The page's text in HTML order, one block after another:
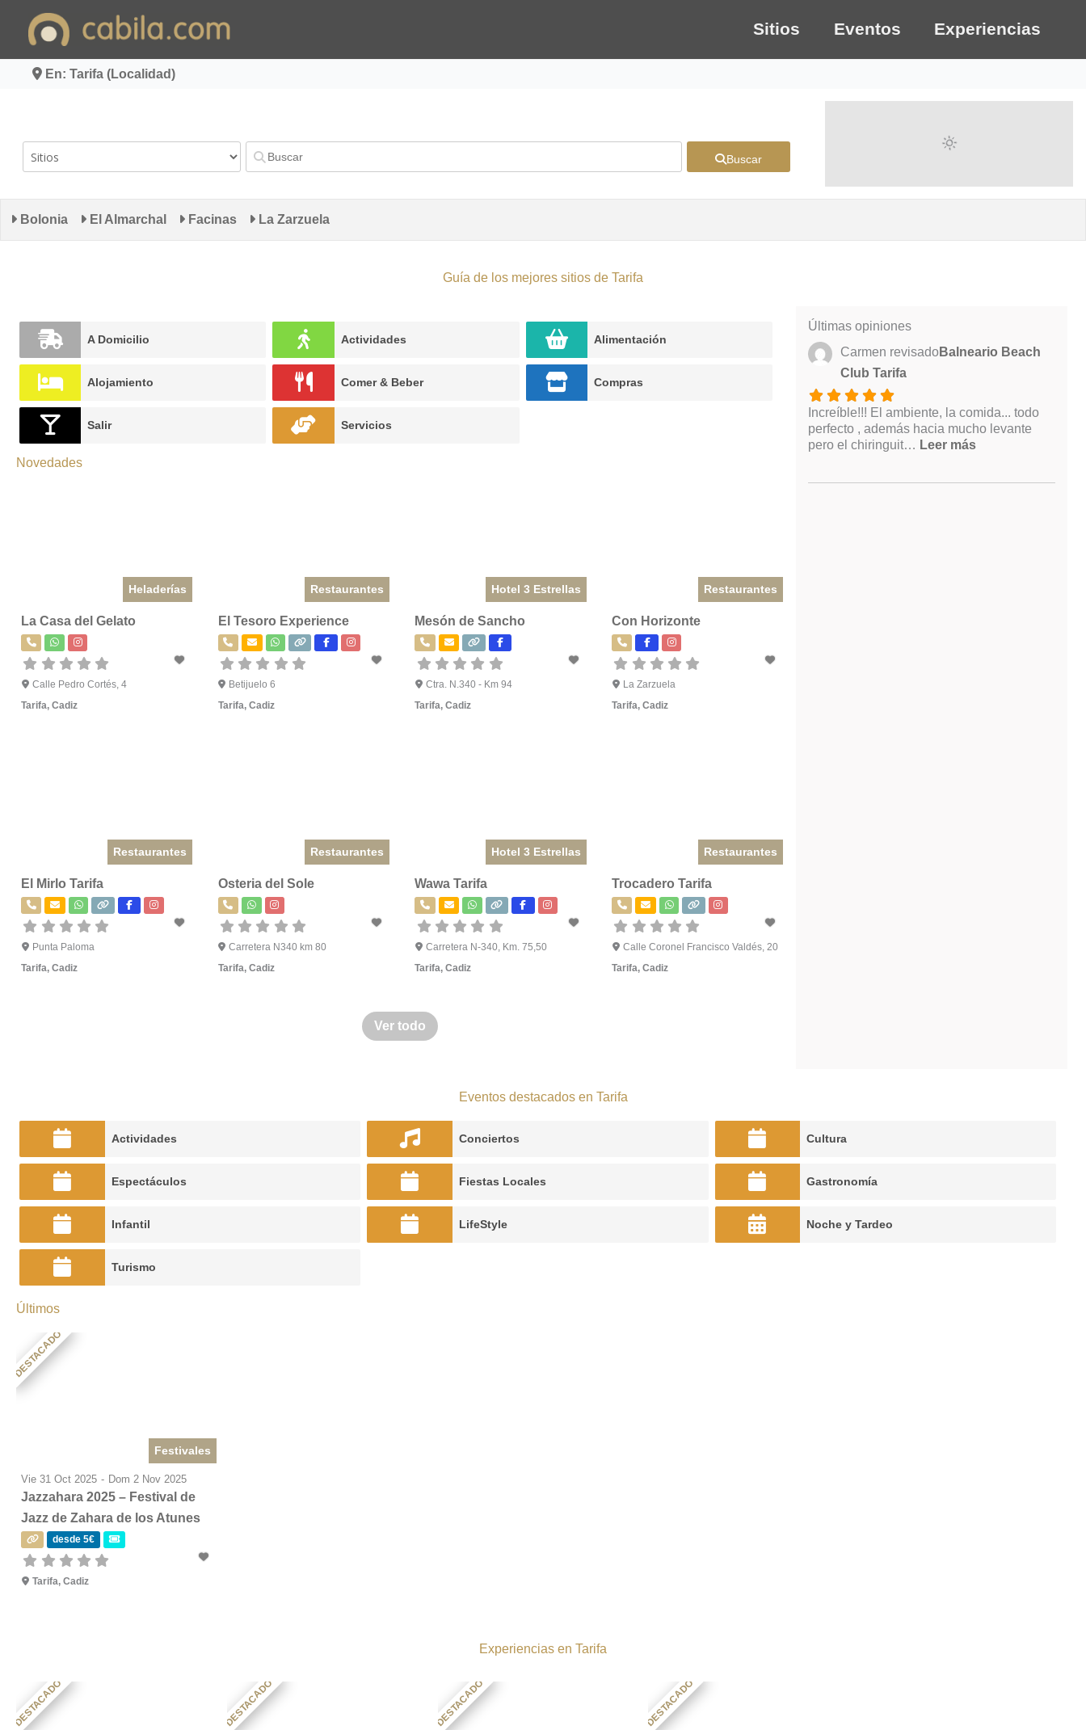
Sitios Eventos Experiencias
En: Tarifa (Localidad)
Buscar
Bolonia El Almarchal Facinas La Zarzuela
Guía de los mejores sitios de Tarifa
A Domicilio Actividades Alimentación
Alojamiento Comer & Beber Compras
Salir Servicios
Novedades
Heladerías
La Casa del Gelato
Calle Pedro Cortés, 4
Tarifa, Cadiz
Restaurantes
El Tesoro Experience
Betijuelo 6
Tarifa, Cadiz
Hotel 3 Estrellas
Mesón de Sancho
Ctra. N.340 - Km 94
Tarifa,Cadiz
Restaurantes
Con Horizonte
La Zarzuela
Tarifa,Cadiz
Restaurantes
El Mirlo Tarifa
Punta Paloma
Tarifa, Cadiz
Restaurantes
Osteria del Sole
Carretera N340 km 80
Tarifa, Cadiz
Hotel 3 Estrellas
Wawa Tarifa
Carretera N-340, Km. 75,50
Tarifa,Cadiz
Restaurantes
Trocadero Tarifa
Calle Coronel Francisco Valdés, 20
Tarifa,Cadiz
Ver todo
Últimas opiniones
Carmen revisadoBalneario Beach
Club Tarifa
Increíble!!! El ambiente, la comida... todo
perfecto , además hacia mucho levante
pero el chiringuit… Leer másSobre este
Eventos destacados en Tarifa
Actividades Conciertos Cultura
Espectáculos Fiestas Locales Gastronomía
Infantil LifeStyle Noche y Tardeo
Turismo
Últimos
DESTACADO
Festivales
Vie 31 Oct 2025 - Dom 2 Nov 2025
Jazzahara 2025 – Festival de
Jazz de Zahara de los Atunes
desde 5€
Tarifa, Cadiz
Experiencias en Tarifa
DESTACADO DESTACADO DESTACADO DESTACADO